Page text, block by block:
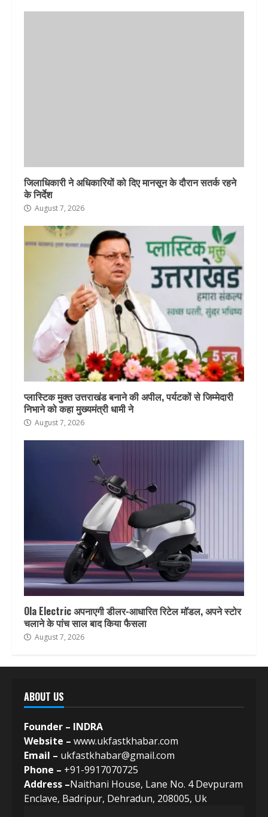
जिलाधिकारी ने अधिकारियों को दिए मानसून के दौरान सतर्क रहने
के निर्देश
August 7, 2026
प्लास्टिक मुक्त उत्तराखंड बनाने की अपील, पर्यटकों से जिम्मेदारी
निभाने को कहा मुख्यमंत्री धामी ने
August 7, 2026
Ola Electric अपनाएगी डीलर-आधारित रिटेल मॉडल, अपने स्टोर
चलाने के पांच साल बाद किया फैसला
August 7, 2026
ABOUT US
Founder – INDRA
Website – www.ukfastkhabar.com
Email – ukfastkhabar@gmail.com
Phone – +91-9917070725
Address –Naithani House, Lane No. 4 Devpuram
Enclave, Badripur, Dehradun, 208005, Uk